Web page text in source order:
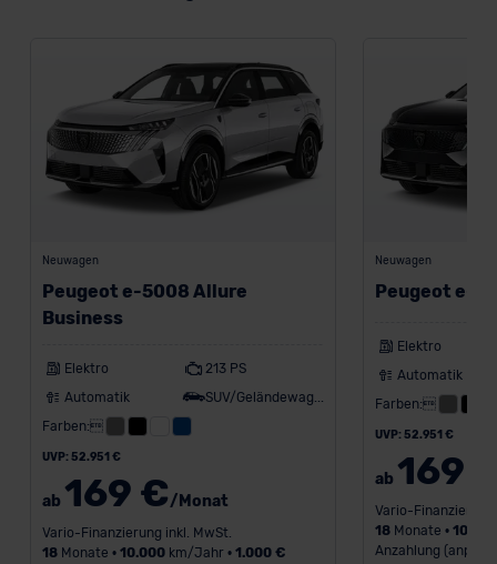
Neuwagen
Peugeot e-5008 Allure
Business
Elektro
213 PS
Automatik
SUV/Geländewagen
Farben:
UVP: 52.951 €
ab 169 €/Monat
Vario-Finanzierung inkl. MwSt.
18Monate • 10.000km/Jahr • 1.000 €
Neuwagen
Peugeot e-
Elektro
Automatik
Farben:
UVP: 52.951 €
ab 169
Vario-Finanzierung
18Monate • 10.000
Anzahlung